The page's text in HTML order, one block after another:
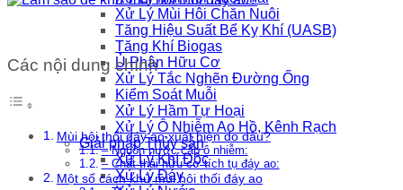
Xử Lý Mùi Hôi Chăn Nuôi
Tăng Hiệu Suất Bể Kỵ Khí (UASB)
Tăng Khí Biogas
Ủ Phân Hữu Cơ
Xử Lý Tắc Nghẽn Đường Ống
Kiểm Soát Muỗi
Xử Lý Hầm Tự Hoại
Xử Lý Ô Nhiễm Ao Hồ, Kênh Rạch
Giải pháp Thủy sản
Xử Lý Khí Độc
Xử Lý Đáy
Các nội dung chính
Mùi hôi thối đáy ao xuất hiện do đâu?
– Nguồn nước cấp ô nhiễm:
– Chất thải hữu cơ tích tụ đáy ao:
Một số cách khử mùi hôi thối đáy ao